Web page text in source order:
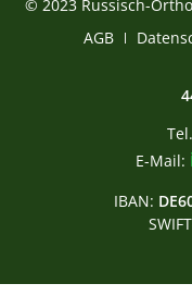
© 2023 Russisch-
АGB
E-Mail:
IBAN: